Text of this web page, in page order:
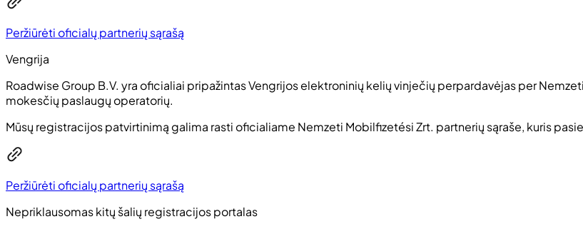
Peržiūrėti oficialų partnerių sąrašą
Vengrija
Roadwise Group B.V. yra oficialiai pripažintas Vengrijos elektroninių kelių vinječių perpardavėjas per
mokesčių paslaugų operatorių.
Mūsų registracijos patvirtinimą galima rasti oficialiame Nemzeti Mobilfizetési Zrt. partnerių sąraše, kuris
Peržiūrėti oficialų partnerių sąrašą
Nepriklausomas kitų šalių registracijos portalas